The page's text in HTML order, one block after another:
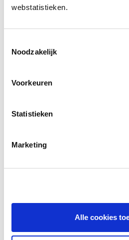
webstatistieken.
Noodzakelijk
Voorkeuren
Statistieken
Marketing
Alle cookies
Een rijke tekstles in
Wietske Visser, consulent
Meer lezen